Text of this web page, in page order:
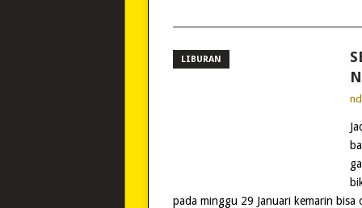
LIBURAN
pada minggu 29 Januari kemarin